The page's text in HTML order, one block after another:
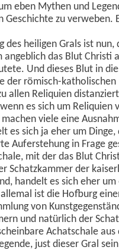
eben Mythen und
Geschichte zu verweben.
des heiligen Grals ist nun,
angeblich das Blut Christi
Und dieses Blut in
der römisch-
allen Reliquien
es sich um Reliquien
viele eine
es sich ja eher um
Auferstehung in Frage
mit der das Blut
Schatzkammer der
handelt es sich eher um
ist die Hofburg
von
und natürlich der
Achatschale aus
just dieser Gral